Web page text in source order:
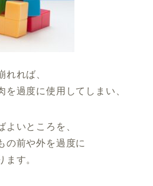
れれば、
過度に使用してしまい、
よいところを、
の前や外を過度に
ます。